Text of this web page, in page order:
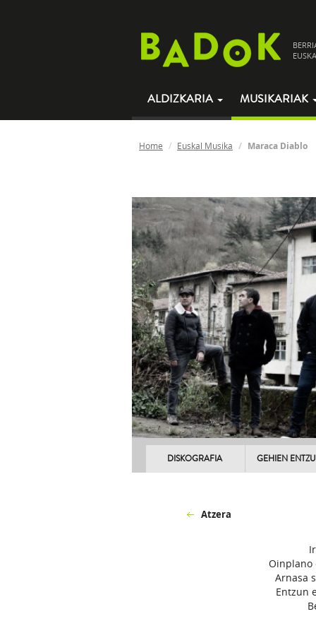
ALDIZKARIA MUSIKARIAK
Home Euskal Musika Maraca Diablo
DISKOGRAFIA GEHIEN
Atzera
Oinplano
Arnasa
Entzun